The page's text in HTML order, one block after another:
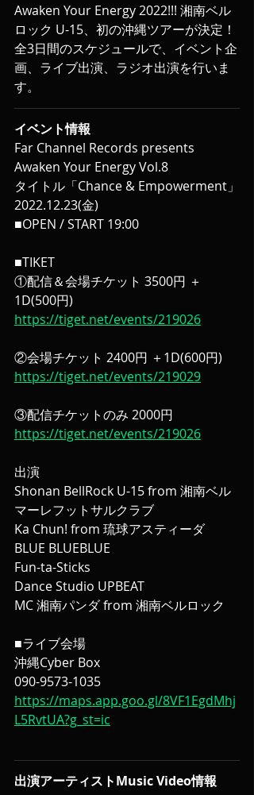
Awaken Your Energy 2022!!! 湘南ベル
ロック U-15、初の沖縄ツアーが決定！
全3日間のスケジュールで、イベント企
画、ライブ出演、ラジオ出演を行いま
す。
イベント情報
Far Channel Records presents
Awaken Your Energy Vol.8
タイトル「Chance & Empowerment」
2022.12.23(金)
■OPEN / START 19:00
■TIKET
①配信＆会場チケット 3500円 ＋
1D(500円)
https://tiget.net/events/219026
②会場チケット 2400円 ＋1D(600円)
https://tiget.net/events/219029
③配信チケットのみ 2000円
https://tiget.net/events/219026
出演
Shonan BellRock U-15 from 湘南ベル
マーレフットサルクラブ
Ka Chun! from 琉球アスティーダ
BLUE BLUEBLUE
Fun-ta-Sticks
Dance Studio UPBEAT
MC 湘南パンダ from 湘南ベルロック
■ライブ会場
沖縄Cyber Box
090-9573-1035
https://maps.app.goo.gl/8VF1EgdMhj
L5RvtUA?g_st=ic
出演アーティストMusic Video情報